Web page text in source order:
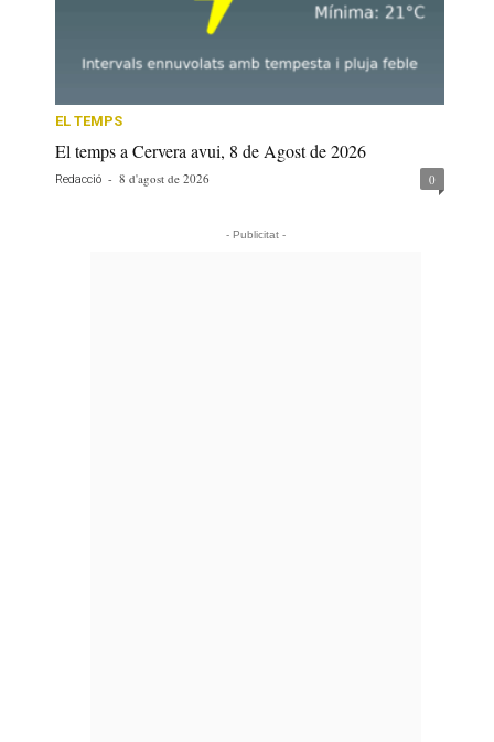
EL TEMPS
El temps a Cervera avui, 8 de Agost de 2026
Redacció - 8 d'agost de 2026 0
- Publicitat -